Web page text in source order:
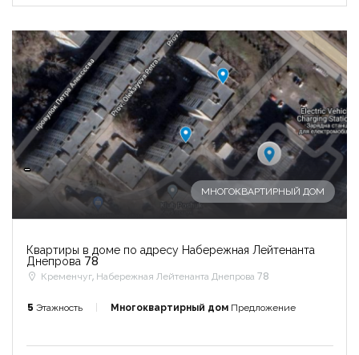
-
МНОГОКВАРТИРНЫЙ ДОМ
Квартиры в доме по адресу Набережная Лейтенанта
Днепрова 78
Кременчуг, Набережная Лейтенанта Днепрова 78
5 Этажность Многоквартирный дом Предложение